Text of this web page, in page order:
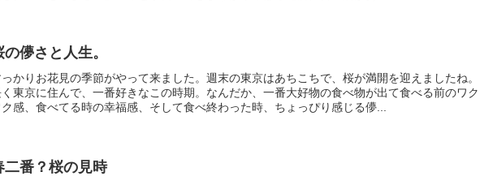
の儚さと人生。
かりお花見の季節がやって来ました。週末の東京はあちこちで、桜が満開を迎えましたね。
東京に住んで、一番好きなこの時期。なんだか、一番大好物の食べ物が出て食べる前のワク
ク感、食べてる時の幸福感、そして食べ終わった時、ちょっぴり感じる儚...
二番？桜の見時